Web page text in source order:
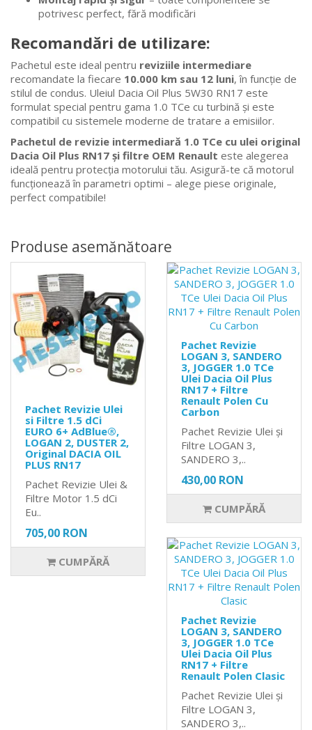
potrivesc perfect, fără modificări
Recomandări de utilizare:
Pachetul este ideal pentru reviziile intermediare
recomandate la fiecare 10.000 km sau 12 luni, în funcție de
stilul de condus. Uleiul Dacia Oil Plus 5W30 RN17 este
formulat special pentru gama 1.0 TCe cu turbină și este
compatibil cu sistemele moderne de tratare a emisiilor.
Pachetul de revizie intermediară 1.0 TCe cu ulei original
Dacia Oil Plus RN17 și filtre OEM Renault este alegerea
ideală pentru protecția motorului tău. Asigură-te că motorul
funcționează în parametri optimi – alege piese originale,
perfect compatibile!
Produse asemănătoare
Pachet Revizie Ulei
si Filtre 1.5 dCi
EURO 6+ AdBlue®,
LOGAN 2, DUSTER 2,
Original DACIA OIL
PLUS RN17
Pachet Revizie Ulei &
Filtre Motor 1.5 dCi
Eu..
705,00 RON
CUMPĂRĂ
Pachet Revizie
LOGAN 3, SANDERO
3, JOGGER 1.0 TCe
Ulei Dacia Oil Plus
RN17 + Filtre
Renault Polen Cu
Carbon
Pachet Revizie Ulei și
Filtre LOGAN 3,
SANDERO 3,..
430,00 RON
CUMPĂRĂ
Pachet Revizie
LOGAN 3, SANDERO
3, JOGGER 1.0 TCe
Ulei Dacia Oil Plus
RN17 + Filtre
Renault Polen Clasic
Pachet Revizie Ulei și
Filtre LOGAN 3,
SANDERO 3,..